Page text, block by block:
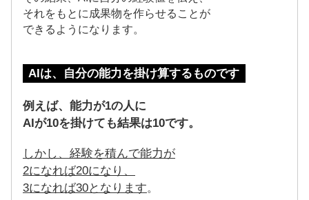
それをもとに成果物を作らせることが
できるようになります。
AIは、自分の能力を掛け算するものです
例えば、能力が1の人に
AIが10を掛けても結果は10です。
しかし、経験を積んで能力が
2になれば20になり、
3になれば30となります。